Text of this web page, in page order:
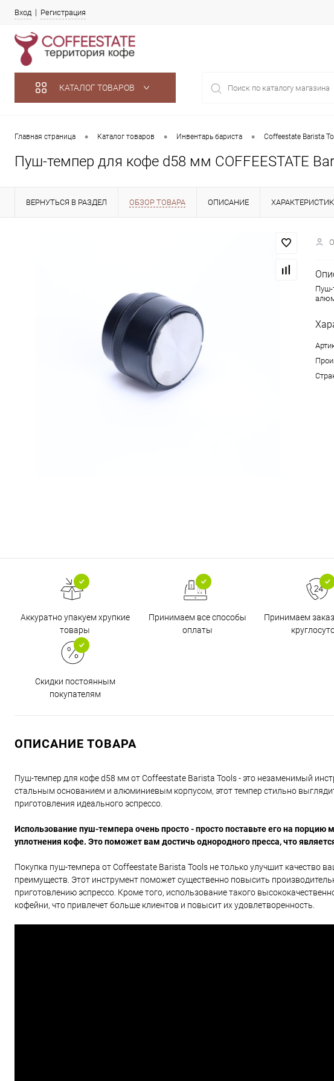
Вход Регистрация
КАТАЛОГ ТОВАРОВ
Главная страница • Каталог товаров • Инвентарь бариста • Coffeestate Barista
Пуш-темпер для кофе d58 мм COFFEESTATE
ВЕРНУТЬСЯ В РАЗДЕЛ ОБЗОР ТОВАРА ОПИСАНИЕ
Пуш-
Аккуратно упакуем хрупкие
товары
Принимаем все способы
оплаты
Принимаем
Скидки постоянным
покупателям
ОПИСАНИЕ ТОВАРА
Пуш-темпер для кофе d58 мм от Coffeestate Barista Tools - это незаменимый
стальным основанием и алюминиевым корпусом, этот темпер стильно
приготовления идеального эспрессо.
Использование пуш-темпера очень просто - просто поставьте его на
уплотнения кофе. Это поможет вам достичь однородного пресса, что
Покупка пуш-темпера от Coffeestate Barista Tools не только улучшит качество
преимуществ. Этот инструмент поможет существенно повысить
приготовлению эспрессо. Кроме того, использование такого
кофейни, что привлечет больше клиентов и повысит их удовлетворенность.